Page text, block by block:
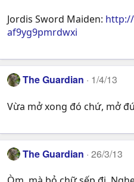
Jordis Sword Maiden:
af9yg9pmrdwxi
The Guardian 1/4/13
Vừa mở xong đó chứ, mở
The Guardian 26/3/13